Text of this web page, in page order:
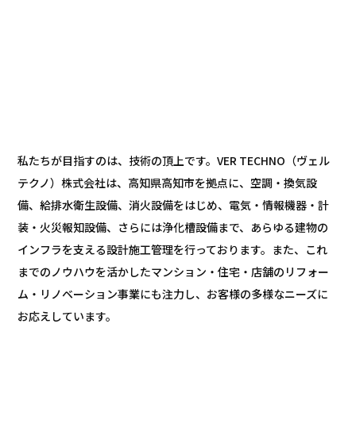
私たちが目指すのは、技術の頂上です。VER TECHNO（ヴェル
テクノ）株式会社は、高知県高知市を拠点に、空調・換気設
備、給排水衛生設備、消火設備をはじめ、電気・情報機器・計
装・火災報知設備、さらには浄化槽設備まで、あらゆる建物の
インフラを支える設計施工管理を行っております。また、これ
までのノウハウを活かしたマンション・住宅・店舗のリフォー
ム・リノベーション事業にも注力し、お客様の多様なニーズに
お応えしています。